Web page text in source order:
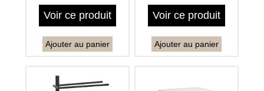
Voir ce produit
Ajouter au panier
Voir ce produit
Ajouter au panier